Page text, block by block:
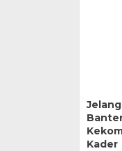
Kader